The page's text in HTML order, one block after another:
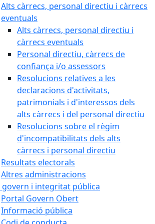
Alts càrrecs, personal directiu i càrrecs
eventuals
Alts càrrecs, personal directiu i
càrrecs eventuals
Personal directiu, càrrecs de
confiança i/o assessors
Resolucions relatives a les
declaracions d'activitats,
patrimonials i d'interessos dels
alts càrrecs i del personal directiu
Resolucions sobre el règim
d'incompatibilitats dels alts
càrrecs i personal directiu
Resultats electorals
Altres administracions
govern i integritat pública
Portal Govern Obert
Informació pública